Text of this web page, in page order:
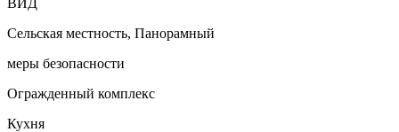
Сельская местность, Панорамный
меры безопасности
Огражденный комплекс
Кухня